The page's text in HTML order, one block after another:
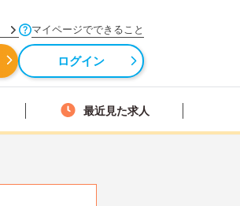
マイページでできること
ログイン
最近見た求人